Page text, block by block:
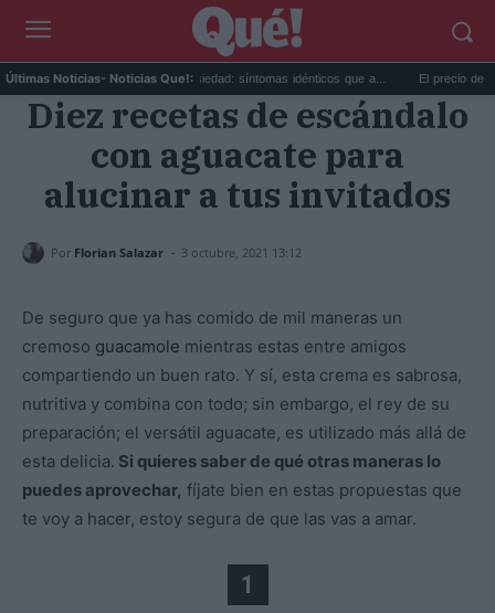
Últimas Noticias- Noticias Que!:
Calor extremo y ansiedad: síntomas idénticos que a... El precio de la
Diez recetas de escándalo
con aguacate para
alucinar a tus invitados
Por Florian Salazar - 3 octubre, 2021 13:12
De seguro que ya has comido de mil maneras un
cremoso guacamole mientras estas entre amigos
compartiendo un buen rato. Y sí, esta crema es sabrosa,
nutritiva y combina con todo; sin embargo, el rey de su
preparación; el versátil aguacate, es utilizado más allá de
esta delicia. Si quieres saber de qué otras maneras lo
puedes aprovechar, fíjate bien en estas propuestas que
te voy a hacer, estoy segura de que las vas a amar.
1